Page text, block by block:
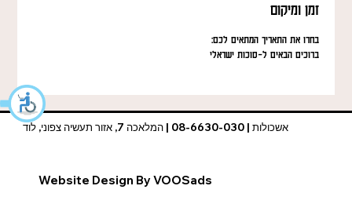
זמן ומיקום
בחרו את התאריך המתאים לכם:
ברוכים הבאים ל-סוכות ישראלי
אשכולות | 08-6630-030 | המלאכה 7, אזור תעשיה צפוני, לוד
Website Design By VOOSads